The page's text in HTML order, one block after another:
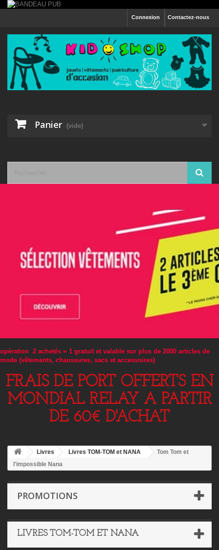
Contactez-nous
Connexion
Panier (vide)
opération 2 achetés = 1 gratuit et valable sur plus de 2000 articles de
mode (vêtements, chaussures, sacs et accessoires)
FRAIS DE PORT OFFERTS EN
MONDIAL RELAY A PARTIR
DE 60€ D'ACHAT
Livres Livres TOM-TOM et NANA
Tom Tom et
l'impossible Nana
PROMOTIONS
LIVRES TOM-TOM ET NANA